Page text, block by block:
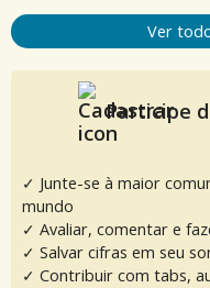
Ver
Participe
✓ Junte-se à maior
mundo
✓ Avaliar, comentar e
✓ Salvar cifras em seu
✓ Contribuir com tabs,